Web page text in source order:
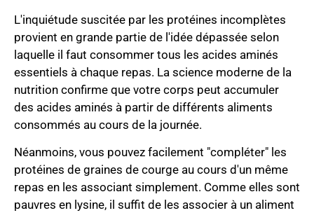
L'inquiétude suscitée par les protéines incomplètes
provient en grande partie de l'idée dépassée selon
laquelle il faut consommer tous les acides aminés
essentiels à chaque repas. La science moderne de la
nutrition confirme que votre corps peut accumuler
des acides aminés à partir de différents aliments
consommés au cours de la journée.
Néanmoins, vous pouvez facilement "compléter" les
protéines de graines de courge au cours d'un même
repas en les associant simplement. Comme elles sont
pauvres en lysine, il suffit de les associer à un aliment